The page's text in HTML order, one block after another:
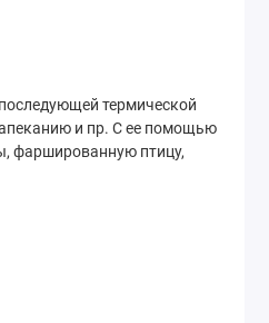
термической
и пр. С ее помощью
фаршированную птицу,